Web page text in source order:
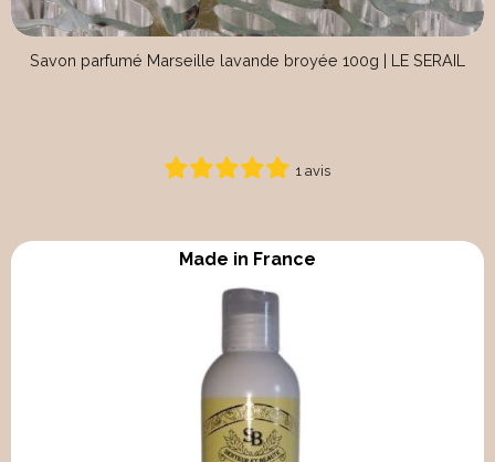
Savon parfumé Marseille lavande broyée 100g | LE SERAIL
1 avis
Made in France